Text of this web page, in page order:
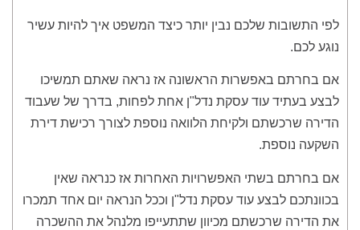
לפי התשובות שלכם נבין יותר כיצד המשפט איך להיות עשיר
נוגע לכם.
אם בחרתם באפשרות הראשונה אז נראה שאתם תמשיכו
לבצע בעתיד עוד עסקת נדל"ן אחת לפחות, בדרך של שעבוד
הדירה שרכשתם ולקיחת הלוואה נוספת לצורך רכישת דירת
השקעה נוספת.
אם בחרתם בשתי האפשרויות האחרות אז כנראה שאין
בכוונתכם לבצע עוד עסקת נדל"ן וככל הנראה יום אחד תמכרו
את הדירה שרכשתם מכיוון שתתעייפו מלנהל את ההשכרה